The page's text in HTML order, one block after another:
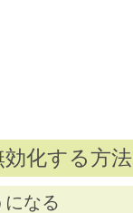
化する方法
なる